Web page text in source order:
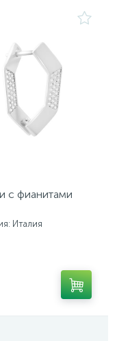
с фианитами
Италия